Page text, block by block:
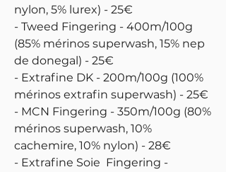
nylon, 5% lurex) - 25€
- Tweed Fingering - 400m/100g
(85% mérinos superwash, 15% nep
de donegal) - 25€
- Extrafine DK - 200m/100g (100%
mérinos extrafin superwash) - 25€
- MCN Fingering - 350m/100g (80%
mérinos superwash, 10%
cachemire, 10% nylon) - 28€
- Extrafine Soie Fingering -